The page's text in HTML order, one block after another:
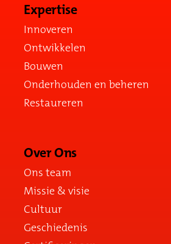
Expertise
Innoveren
Ontwikkelen
Bouwen
Onderhouden en beheren
Restaureren
Over Ons
Ons team
Missie & visie
Cultuur
Geschiedenis